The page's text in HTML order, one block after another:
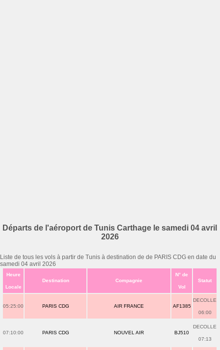
Départs de l'aéroport de Tunis Carthage le samedi 04 avril
2026
Liste de tous les vols à partir de Tunis à destination de de PARIS CDG en date du
samedi 04 avril 2026
Heure
Locale
Destination Compagnie
N° de
Vol
Statut
05:25:00 PARIS CDG AIR FRANCE AF1385
DECOLLE
06:00
07:10:00 PARIS CDG NOUVEL AIR BJ510
DECOLLE
07:13